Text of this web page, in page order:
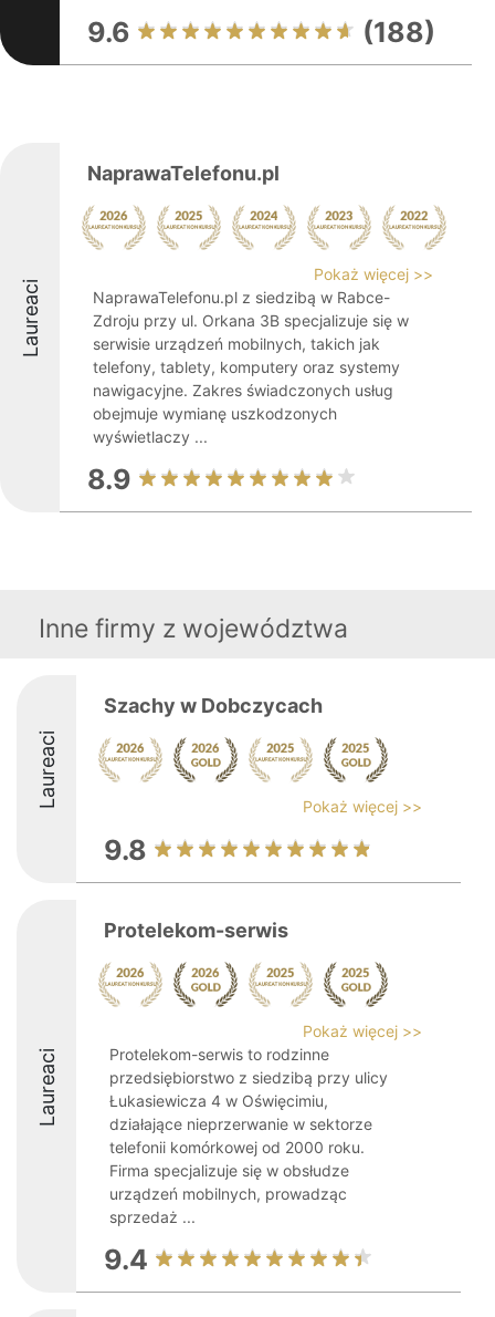
9.6 (188)
Laureaci
NaprawaTelefonu.pl
Pokaż więcej >>
NaprawaTelefonu.pl z siedzibą w Rabce-
Zdroju przy ul. Orkana 3B specjalizuje się w
serwisie urządzeń mobilnych, takich jak
telefony, tablety, komputery oraz systemy
nawigacyjne. Zakres świadczonych usług
obejmuje wymianę uszkodzonych
wyświetlaczy ...
8.9
Inne firmy z województwa
Laureaci
Szachy w Dobczycach
Pokaż więcej >>
9.8
Laureaci
Protelekom-serwis
Pokaż więcej >>
Protelekom-serwis to rodzinne
przedsiębiorstwo z siedzibą przy ulicy
Łukasiewicza 4 w Oświęcimiu,
działające nieprzerwanie w sektorze
telefonii komórkowej od 2000 roku.
Firma specjalizuje się w obsłudze
urządzeń mobilnych, prowadząc
sprzedaż ...
9.4